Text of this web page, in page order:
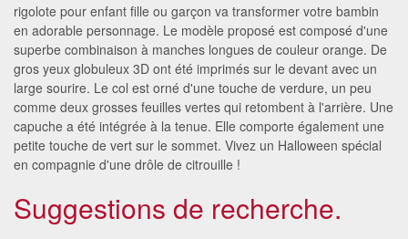
rigolote pour enfant fille ou garçon va transformer votre bambin
en adorable personnage. Le modèle proposé est composé d'une
superbe combinaison à manches longues de couleur orange. De
gros yeux globuleux 3D ont été imprimés sur le devant avec un
large sourire. Le col est orné d'une touche de verdure, un peu
comme deux grosses feuilles vertes qui retombent à l'arrière. Une
capuche a été intégrée à la tenue. Elle comporte également une
petite touche de vert sur le sommet. Vivez un Halloween spécial
en compagnie d'une drôle de citrouille !
Suggestions de recherche.